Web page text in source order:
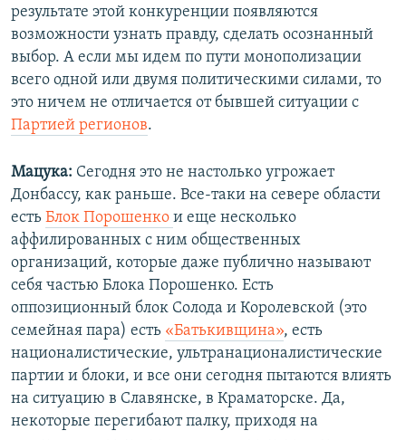
результате этой конкуренции появляются
возможности узнать правду, сделать осознанный
выбор. А если мы идем по пути монополизации
всего одной или двумя политическими силами, то
это ничем не отличается от бывшей ситуации с
Партией регионов.
Мацука: Сегодня это не настолько угрожает
Донбассу, как раньше. Все-таки на севере области
есть Блок Порошенко и еще несколько
аффилированных с ним общественных
организаций, которые даже публично называют
себя частью Блока Порошенко. Есть
оппозиционный блок Солода и Королевской (это
семейная пара) есть «Батькивщина», есть
националистические, ультранационалистические
партии и блоки, и все они сегодня пытаются влиять
на ситуацию в Славянске, в Краматорске. Да,
некоторые перегибают палку, приходя на